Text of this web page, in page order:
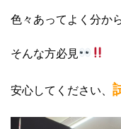
色々あってよく分か
そんな方必見
安心してください、